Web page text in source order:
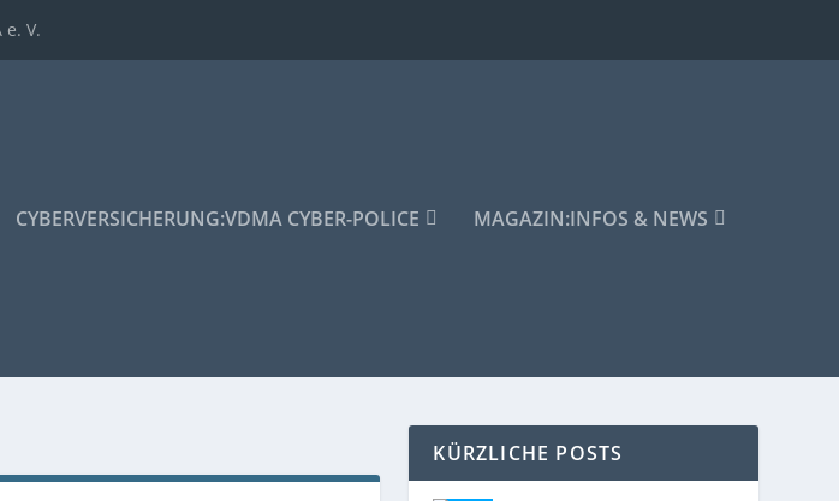
e. V.
CYBERVERSICHERUNG:VDMA CYBER-POLICE MAGAZIN:INFOS & NEWS
KÜRZLICHE POSTS